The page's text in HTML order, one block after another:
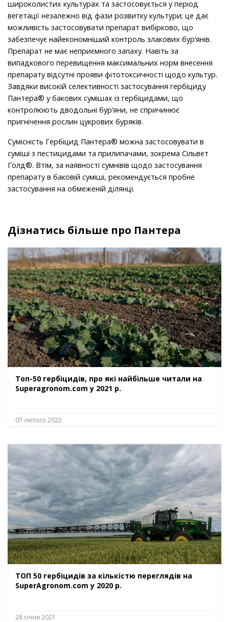
широколистих культурах та застосовується у період
вегетації незалежно від фази розвитку культури; це дає
можливість застосовувати препарат вибірково, що
забезпечує найекономніший контроль злакових бур’янів.
Препарат не має неприємного запаху. Навіть за
випадкового перевищення максимальних норм внесення
препарату відсутні прояви фітотоксичності щодо культур.
Завдяки високій селективності застосування гербіциду
Пантера® у бакових сумішах із гербіцидами, що
контролюють дводольні бур’яни, не спричинює
пригнічення рослин цукрових буряків.
Сумісність Гербіцид Пантера® можна застосовувати в
суміші з пестицидами та прилипачами, зокрема Сільвет
Голд®. Втім, за наявності сумнівів щодо застосування
препарату в баковій суміші, рекомендується пробне
застосування на обмеженій ділянці.
Дізнатись більше про Пантера
Топ-50 гербіцидів, про які найбільше читали на
Superagronom.com у 2021 р.
07 лютого 2022
ТОП 50 гербіцидів за кількістю переглядів на
SuperAgronom.com у 2020 р.
28 січня 2021